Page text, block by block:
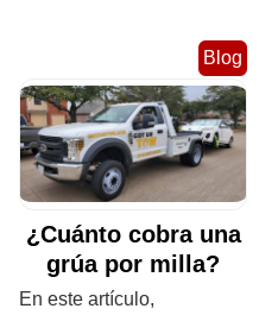
Blog
¿Cuánto cobra una
grúa por milla?
En este artículo,